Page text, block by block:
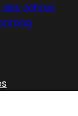
des Jahres